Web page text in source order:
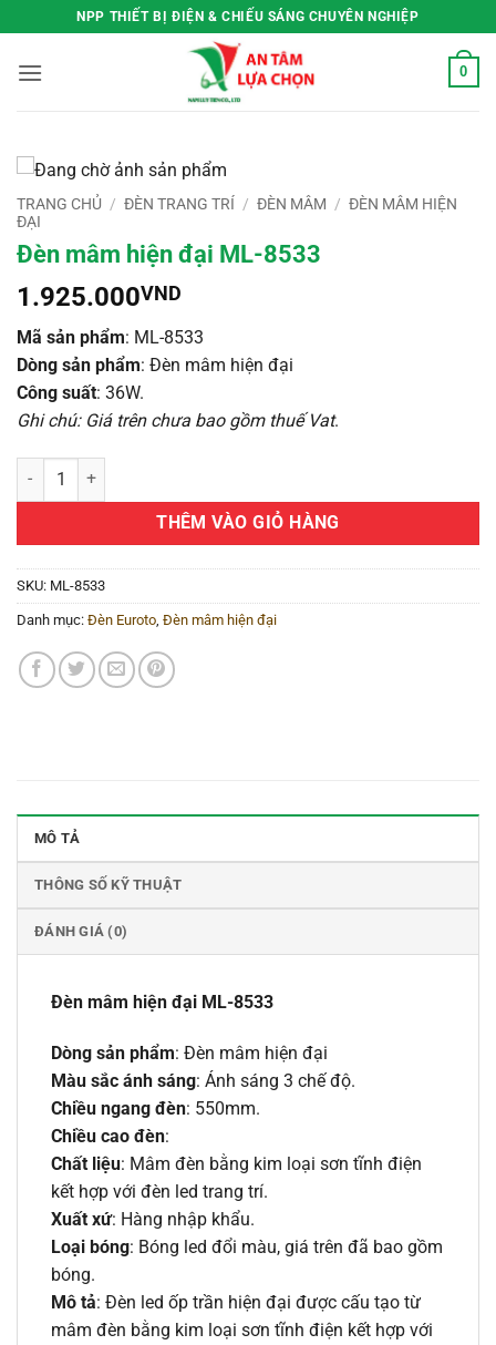
qua
nội
NPP THIẾT BỊ ĐIỆN & CHIẾU SÁNG CHUYÊN NGHIỆP
0
TRANG CHỦ / ĐÈN TRANG TRÍ / ĐÈN MÂM / ĐÈN MÂM HIỆN
ĐẠI
Đèn mâm hiện đại ML-8533
1.925.000VND
Mã sản phẩm: ML-8533
Dòng sản phẩm: Đèn mâm hiện đại
Công suất: 36W.
Ghi chú: Giá trên chưa bao gồm thuế Vat.
Đèn mâm hiện đại ML-8533 số lượng
THÊM VÀO GIỎ HÀNG
SKU: ML-8533
Danh mục: Đèn Euroto Đèn mâm hiện đại
MÔ TẢ
THÔNG SỐ KỸ THUẬT
ĐÁNH GIÁ (0)
Đèn mâm hiện đại ML-8533
Dòng sản phẩm: Đèn mâm hiện đại
Màu sắc ánh sáng: Ánh sáng 3 chế độ.
Chiều ngang đèn: 550mm.
Chiều cao đèn:
Chất liệu: Mâm đèn bằng kim loại sơn tĩnh điện
kết hợp với đèn led trang trí.
Xuất xứ: Hàng nhập khẩu.
Loại bóng: Bóng led đổi màu, giá trên đã bao gồm
bóng.
Mô tả: Đèn led ốp trần hiện đại được cấu tạo từ
mâm đèn bằng kim loại sơn tĩnh điện kết hợp với